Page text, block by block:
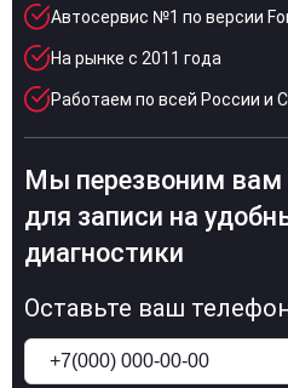
Автосервис №1 по версии
На рынке с 2011 года
Работаем по всей России и
Мы перезвоним вам
для записи на
диагностики
Оставьте ваш